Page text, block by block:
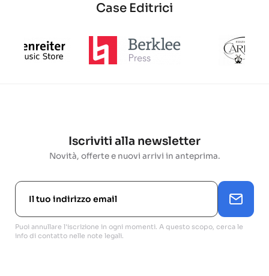
Case Editrici
Iscriviti alla newsletter
Novità, offerte e nuovi arrivi in anteprima.
Puoi annullare l'iscrizione in ogni momenti. A questo scopo, cerca le
info di contatto nelle note legali.